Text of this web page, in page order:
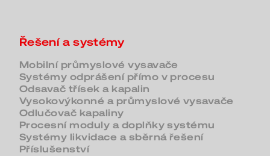
Řešení a systémy
Mobilní průmyslové vysavače
Systémy odprášení přímo v procesu
Odsavač třísek a kapalin
Vysokovýkonné a průmyslové vysavače
Odlučovač kapaliny
Procesní moduly a doplňky systému
Systémy likvidace a sběrná řešení
Příslušenství